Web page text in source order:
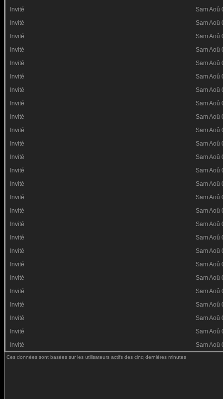
Invité
Sam Aoû
Invité
Sam Aoû
Invité
Sam Aoû
Invité
Sam Aoû
Invité
Sam Aoû
Invité
Sam Aoû
Invité
Sam Aoû
Invité
Sam Aoû
Invité
Sam Aoû
Invité
Sam Aoû
Invité
Sam Aoû
Invité
Sam Aoû
Invité
Sam Aoû
Invité
Sam Aoû
Invité
Sam Aoû
Invité
Sam Aoû
Invité
Sam Aoû
Invité
Sam Aoû
Invité
Sam Aoû
Invité
Sam Aoû
Invité
Sam Aoû
Invité
Sam Aoû
Invité
Sam Aoû
Invité
Sam Aoû
Invité
Sam Aoû
Invité
Sam Aoû
Ces données sont basées sur les utilisateurs actifs des cinq dernières minutes